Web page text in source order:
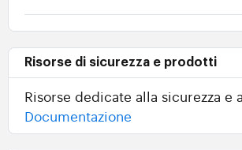
Risorse di sicurezza e prodotti
Risorse dedicate alla sicurezza e
Documentazione